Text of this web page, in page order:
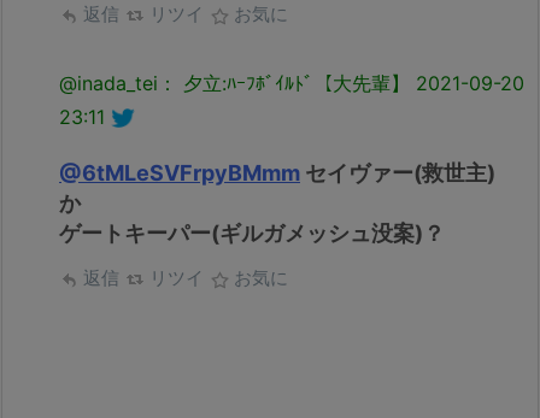
返信 リツイ お気に
@inada_tei： 夕立:ﾊｰﾌﾎﾞｲﾙﾄﾞ【大先輩】
2021-09-20
23:11
@6tMLeSVFrpyBMmm セイヴァー(救世主)
か
ゲートキーパー(ギルガメッシュ没案)？
返信 リツイ お気に